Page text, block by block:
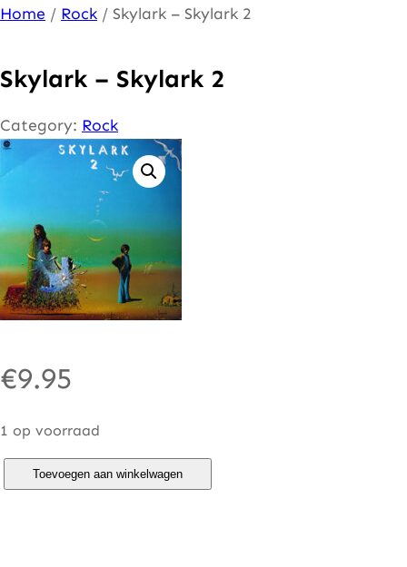
Ga
de
inhoud
Home / Rock / Skylark – Skylark 2
Skylark – Skylark 2
Category: Rock
€9.95
1 op voorraad
Toevoegen aan winkelwagen